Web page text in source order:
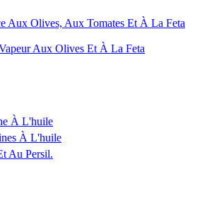
Aux Olives, Aux Tomates Et À La Feta
Aux Olives Et À La Feta
À L'huile
À L'huile
Au Persil.